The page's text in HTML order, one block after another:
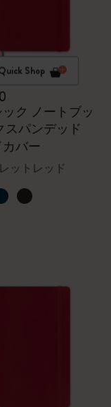
Shop
ク ノートブッ
スパンデッド
バー
ットレッド